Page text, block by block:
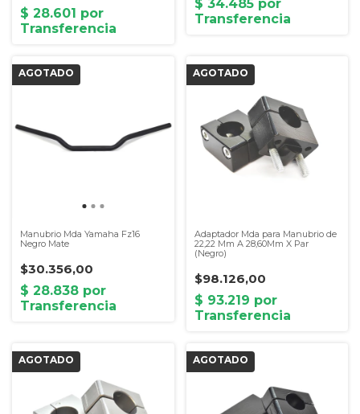
Manubrio Mda Yamaha Fz16
Negro Mate
$30.356,00
Adaptador Mda para Manubrio de
22,22 Mm A 28,60Mm X Par
(Negro)
$98.126,00